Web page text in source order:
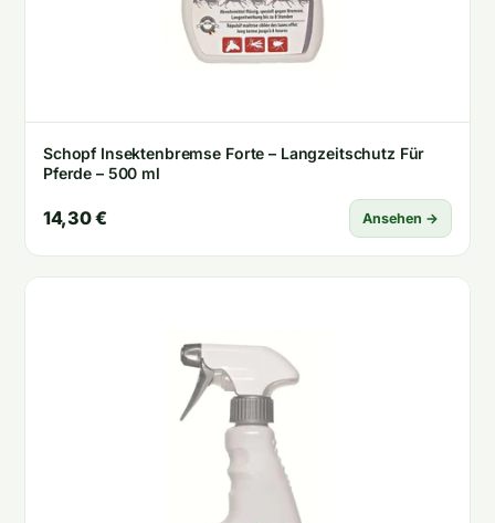
Schopf Insektenbremse Forte – Langzeitschutz Für
Pferde – 500 ml
14,30 € Ansehen →